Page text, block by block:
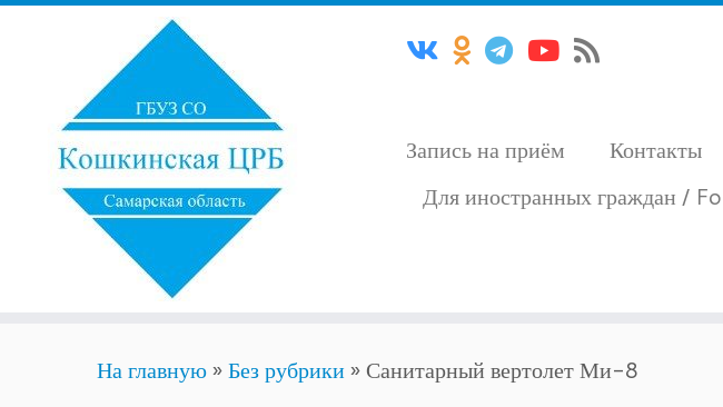
Запись на приём Контакты
Для иностранных граждан /
На главную»Без рубрики»Санитарный вертолет Ми-8